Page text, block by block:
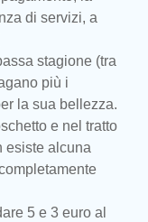
di servizi, a
stagione (tra
più i
la sua bellezza.
e nel tratto
esiste alcuna
5 e 3 euro al